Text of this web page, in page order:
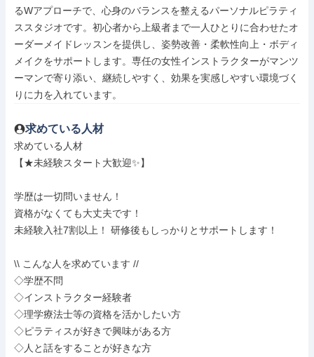
るWアプローチで、心身のバランスを整えるパーソナルピラティ
ススタジオです。初心者から上級者まで一人ひとりに合わせたオ
ーダーメイドレッスンを提供し、姿勢改善・柔軟性向上・ボディ
メイクをサポートします。専任の女性インストラクターがマンツ
ーマンで寄り添い、継続しやすく、効果を実感しやすい環境づく
りに力を入れています。
求めている人材
求めている人材
【★未経験スタート大歓迎✨】
学歴は一切問いません！
資格がなくても大丈夫です！
未経験入社7割以上！ 研修後もしっかりとサポートします！
\\ こんな人を求めています //
◇学歴不問
◇インストラクター経験者
◇理学療法士等の資格を活かしたい方
◇ピラティスが好きで興味がある方
◇人と話をすることが好きな方